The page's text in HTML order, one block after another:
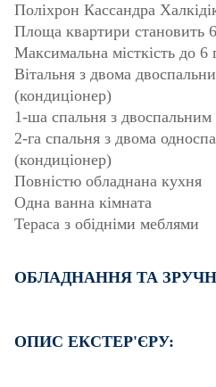
Поліхрон Кассандра
Площа квартири становить
Максимальна місткість до 6
Вітальня з двома
(кондиціонер)
1-ша спальня з
2-га спальня з двома
(кондиціонер)
Повністю обладнана кухня
Одна ванна кімната
Тераса з обідніми меблями
ОБЛАДНАННЯ ТА
Телевізор з плоским екраном
ОПИС ЕКСТЕР'ЄРУ: